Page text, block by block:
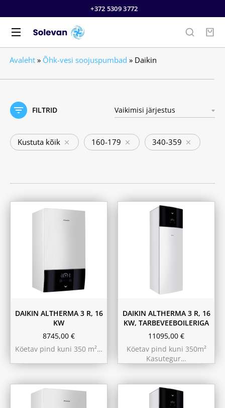
+372 5309 3772
Avaleht » Õhk-vesi soojuspumbad » Daikin
FILTRID
Kustuta kõik 160-179 340-359
DAIKIN ALTHERMA 3 R, 16
KW
8745,00 €
Köetav pind kuni 350 m²…
230L
DAIKIN ALTHERMA 3 R, 16
KW, TARBEVEEBOILERIGA
11095,00 €
Köetav pind kuni 350m²
Kasutegur…